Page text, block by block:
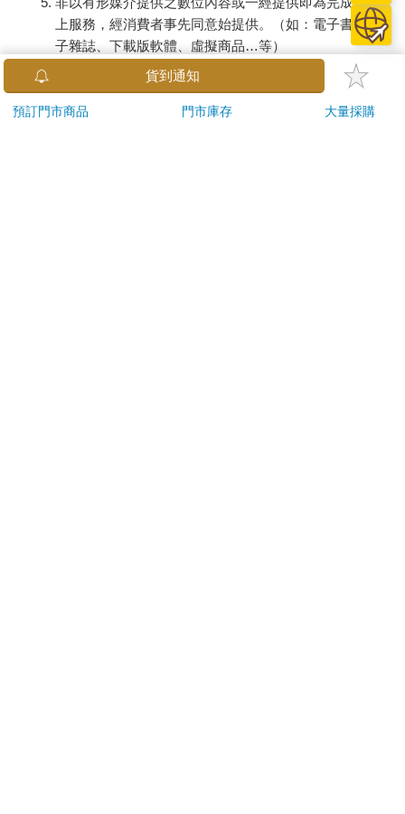
上服務，經消費者事先同意始提供。（如：電子書、電
子雜誌、下載版軟體、虛擬商品…等）
已拆封之個人衛生用品。（如：內衣褲、刮鬍刀、除毛
若非上列種類商品，均享有到貨7天的猶豫期（含例假
貨到通知
預訂門市商品 門市庫存 大量採購